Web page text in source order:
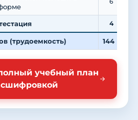
4
(трудоемкость) 144
учебный план